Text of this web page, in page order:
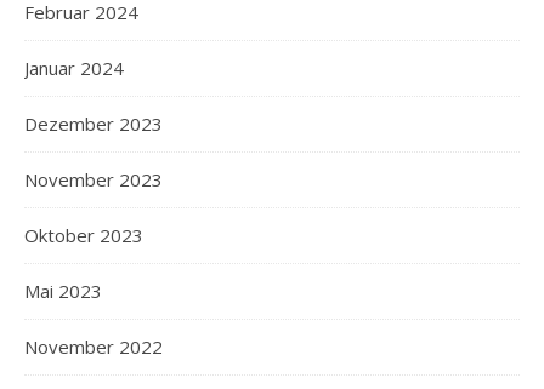
Februar 2024
Januar 2024
Dezember 2023
November 2023
Oktober 2023
Mai 2023
November 2022